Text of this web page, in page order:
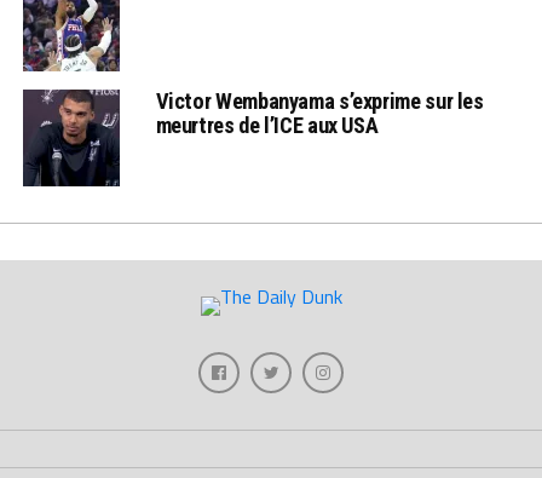
Victor Wembanyama s’exprime sur les
meurtres de l’ICE aux USA